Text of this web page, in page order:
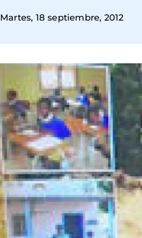
Martes, 18 septiembre, 2012